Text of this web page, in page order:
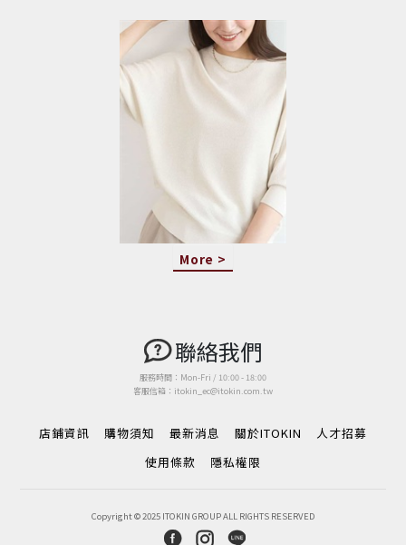
More >
聯絡我們
服務時間：Mon-Fri / 10:00 - 18:00
客服信箱：itokin_ec@itokin.com.tw
店鋪資訊 購物須知 最新消息 關於ITOKIN
人才招募
使用條款
隱私權限
Copyright © 2025 ITOKIN GROUP ALL RIGHTS RESERVED